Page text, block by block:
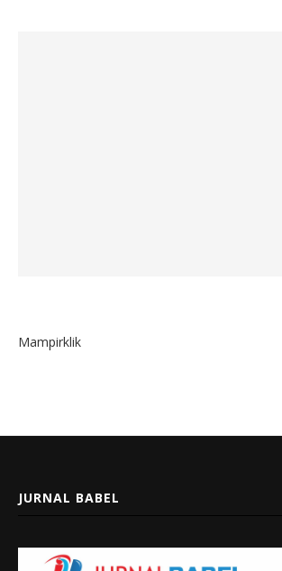
Mampirklik
JURNAL BABEL